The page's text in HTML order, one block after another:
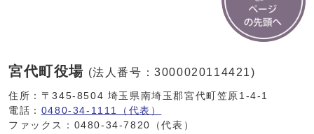
宮代町役場 (法人番号：3000020114421)
住所：〒345-8504 埼玉県南埼玉郡宮代町笠原1-4-1
電話： 0480-34-1111（代表）
ファックス：0480-34-7820（代表）